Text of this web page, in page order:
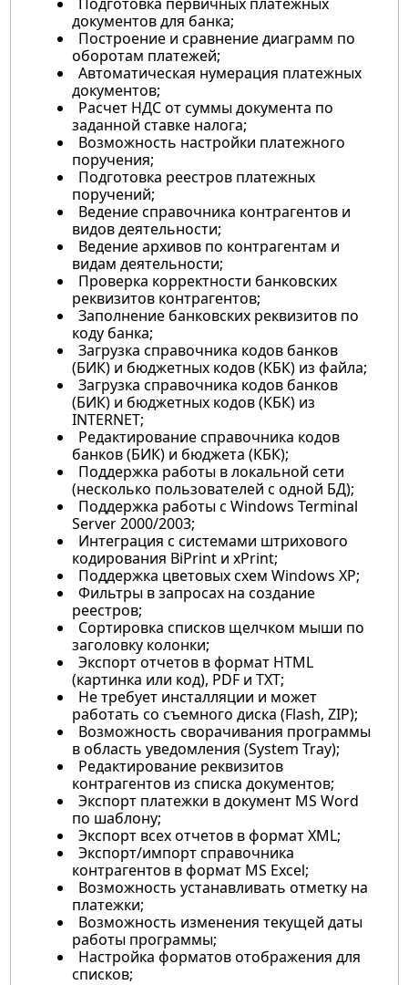
документов для банка;
Построение и сравнение диаграмм по
оборотам платежей;
Автоматическая нумерация платежных
документов;
Расчет НДС от суммы документа по
заданной ставке налога;
Возможность настройки платежного
поручения;
Подготовка реестров платежных
поручений;
Ведение справочника контрагентов и
видов деятельности;
Ведение архивов по контрагентам и
видам деятельности;
Проверка корректности банковских
реквизитов контрагентов;
Заполнение банковских реквизитов по
коду банка;
Загрузка справочника кодов банков
(БИК) и бюджетных кодов (КБК) из файла;
Загрузка справочника кодов банков
(БИК) и бюджетных кодов (КБК) из
INTERNET;
Редактирование справочника кодов
банков (БИК) и бюджета (КБК);
Поддержка работы в локальной сети
(несколько пользователей с одной БД);
Поддержка работы с Windows Terminal
Server 2000/2003;
Интеграция с системами штрихового
кодирования BiPrint и xPrint;
Поддержка цветовых схем Windows XP;
Фильтры в запросах на создание
реестров;
Сортировка списков щелчком мыши по
заголовку колонки;
Экспорт отчетов в формат HTML
(картинка или код), PDF и TXT;
Не требует инсталляции и может
работать со съемного диска (Flash, ZIP);
Возможность сворачивания программы
в область уведомления (System Tray);
Редактирование реквизитов
контрагентов из списка документов;
Экспорт платежки в документ MS Word
по шаблону;
Экспорт всех отчетов в формат XML;
Экспорт/импорт справочника
контрагентов в формат MS Excel;
Возможность устанавливать отметку на
платежки;
Возможность изменения текущей даты
работы программы;
Настройка форматов отображения для
списков;